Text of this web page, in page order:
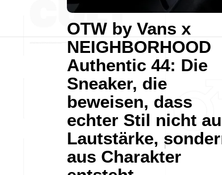
OTW by Vans x
NEIGHBORHOOD
Authentic 44: Die
Sneaker, die
beweisen, dass
echter Stil nicht
Lautstärke,
aus Charakter